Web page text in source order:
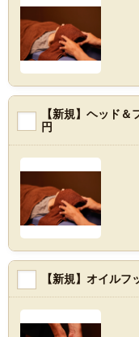
【新規】ヘッド
円
【新規】オイル